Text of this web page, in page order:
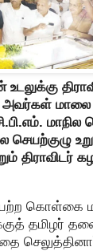
அவர்கள்
திராவிடர்
கொள்கை
தமிழர்